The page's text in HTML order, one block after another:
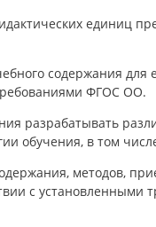
единиц
содержания для
ФГОС ОО.
разрабатывать
обучения, в том
методов,
с установленными